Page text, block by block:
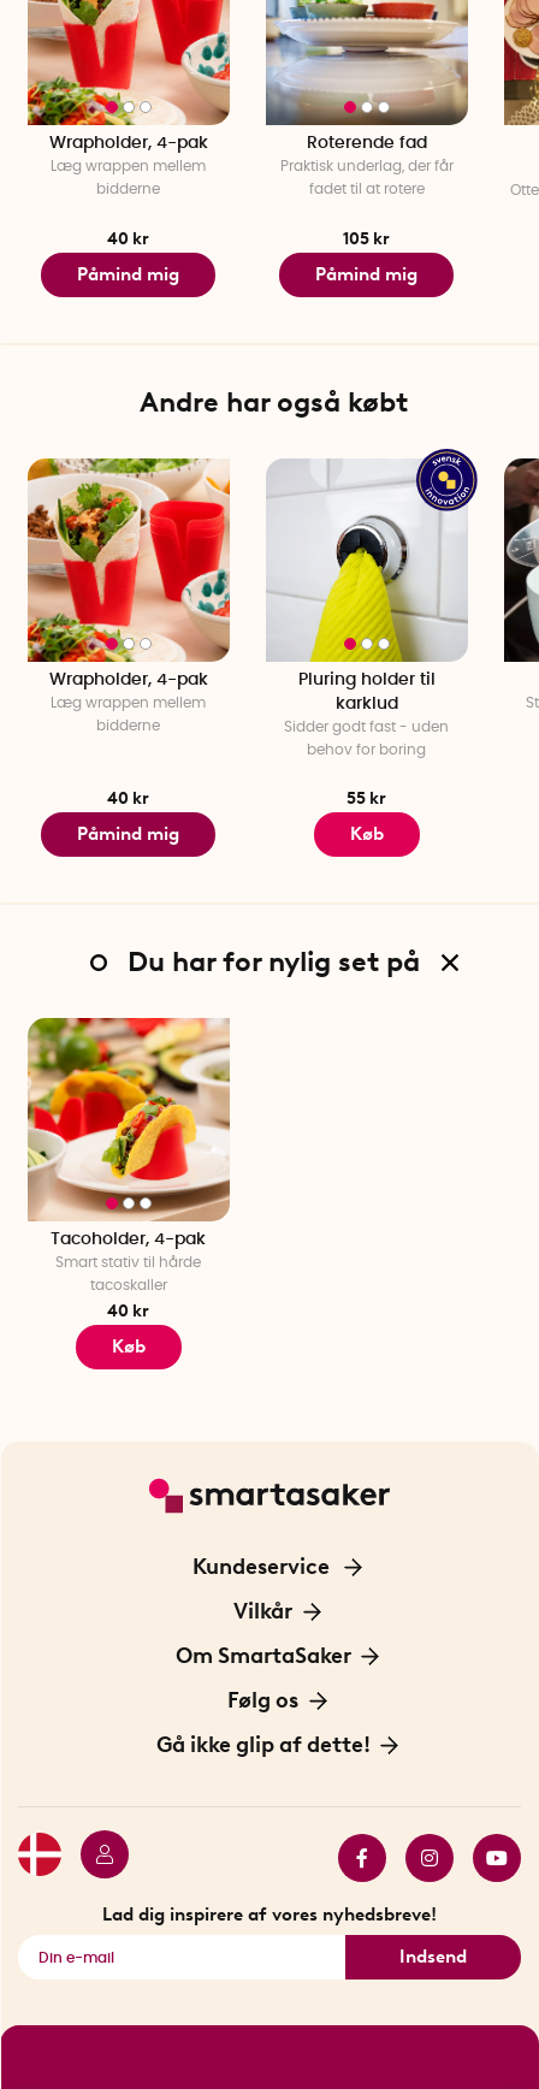
Wrapholder, 4-pak
Læg wrappen mellem
bidderne
40 kr
Påmind mig
Roterende fad
Praktisk underlag, der får
fadet til at rotere
105 kr
Påmind mig
Andre har også købt
Wrapholder, 4-pak
Læg wrappen mellem
bidderne
40 kr
Påmind mig
Pluring holder til
karklud
Sidder godt fast - uden
behov for boring
55 kr
Køb
Du har for nylig set på
Tacoholder, 4-pak
Smart stativ til hårde
tacoskaller
40 kr
Køb
Kundeservice
Kontakt os
Vilkår
Information om cookies
Privatlivspolitik
Om SmartaSaker
Om os
Vores historie
Følg os
Opfindere
Gå ikke glip af dette!
Se alle smarte produkter
Lad dig inspirere af vores nyhedsbreve!
Indsend